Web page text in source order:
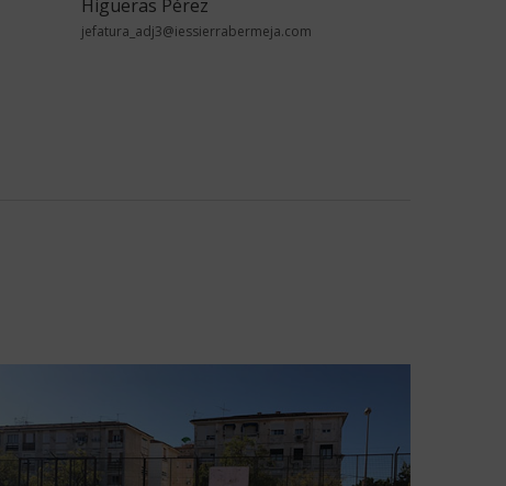
Higueras Pérez
jefatura_adj3@iessierrabermeja.com